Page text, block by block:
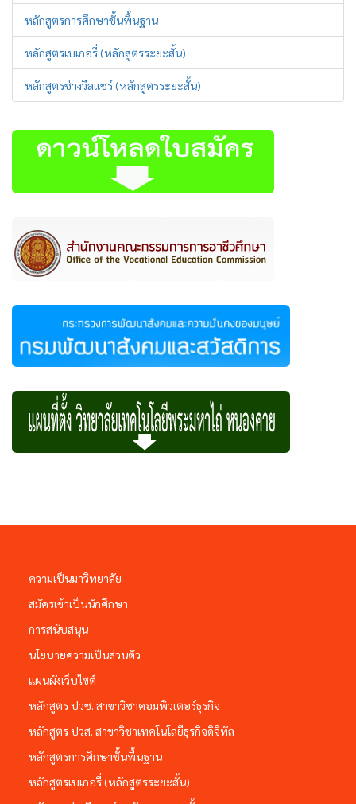
หลักสูตรการศึกษาชั้นพื้นฐาน
หลักสูตรเบเกอรี่ (หลักสูตรระยะสั้น)
หลักสูตรช่างวีลแชร์ (หลักสูตรระยะสั้น)
ความเป็นมาวิทยาลัย
สมัครเข้าเป็นนักศึกษา
การสนับสนุน
นโยบายความเป็นส่วนตัว
แผนผังเว็บไซต์
หลักสูตร ปวช. สาขาวิชาคอมพิวเตอร์ธุรกิจ
หลักสูตร ปวส. สาขาวิชาเทคโนโลยีธุรกิจดิจิทัล
หลักสูตรการศึกษาชั้นพื้นฐาน
หลักสูตรเบเกอรี่ (หลักสูตรระยะสั้น)